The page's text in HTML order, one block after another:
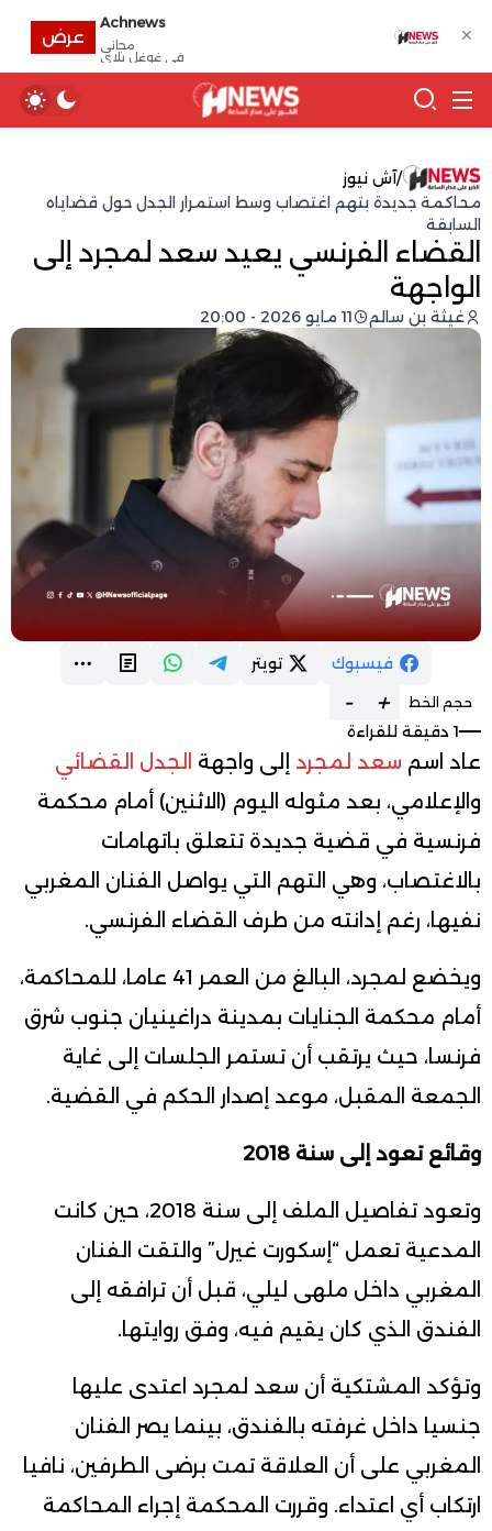
/آش نيوز
محاكمة جديدة بتهم اغتصاب وسط استمرار الجدل حول قضاياه
السابقة
القضاء الفرنسي يعيد سعد لمجرد إلى
الواجهة
غيثة بن سالم 11 مايو 2026 - 20:00
فيسبوك تويتر
حجم الخط +
-
1 دقيقة للقراءة
عاد اسم سعد لمجرد إلى واجهة الجدل القضائي
والإعلامي، بعد مثوله اليوم (الاثنين) أمام محكمة
فرنسية في قضية جديدة تتعلق باتهامات
بالاغتصاب، وهي التهم التي يواصل الفنان المغربي
نفيها، رغم إدانته من طرف القضاء الفرنسي.
ويخضع لمجرد، البالغ من العمر 41 عاما، للمحاكمة،
أمام محكمة الجنايات بمدينة دراغينيان جنوب شرق
فرنسا، حيث يرتقب أن تستمر الجلسات إلى غاية
الجمعة المقبل، موعد إصدار الحكم في القضية.
وقائع تعود إلى سنة 2018
وتعود تفاصيل الملف إلى سنة 2018، حين كانت
المدعية تعمل “إسكورت غيرل” والتقت الفنان
المغربي داخل ملهى ليلي، قبل أن ترافقه إلى
الفندق الذي كان يقيم فيه، وفق روايتها.
وتؤكد المشتكية أن سعد لمجرد اعتدى عليها
جنسيا داخل غرفته بالفندق، بينما يصر الفنان
المغربي على أن العلاقة تمت برضى الطرفين، نافيا
ارتكاب أي اعتداء. وقررت المحكمة إجراء المحاكمة
✕
Achnews
مجانى
في غوغل بلاي
عرض